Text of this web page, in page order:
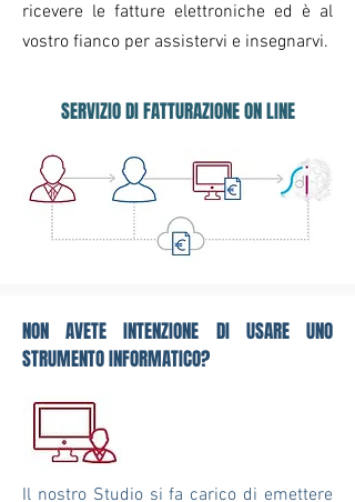
ricevere le fatture elettroniche ed è al
vostro fianco per assistervi e insegnarvi.
SERVIZIO DI FATTURAZIONE ON LINE
NON AVETE INTENZIONE DI USARE UNO
STRUMENTO INFORMATICO?
Il nostro Studio si fa carico di emettere